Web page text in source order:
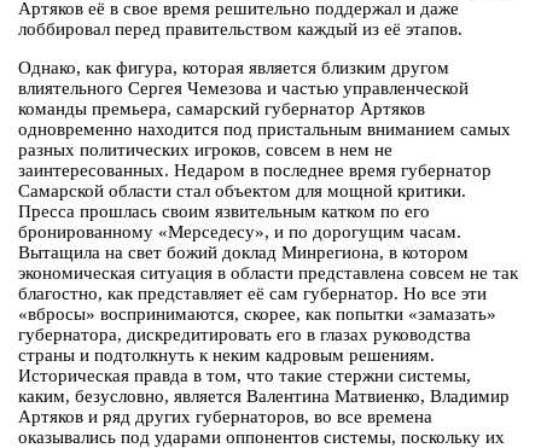
Артяков её в свое время решительно поддержал и даже
лоббировал перед правительством каждый из её этапов.
Однако, как фигура, которая является близким другом
влиятельного Сергея Чемезова и частью управленческой
команды премьера, самарский губернатор Артяков
одновременно находится под пристальным вниманием самых
разных политических игроков, совсем в нем не
заинтересованных. Недаром в последнее время губернатор
Самарской области стал объектом для мощной критики.
Пресса прошлась своим язвительным катком по его
бронированному «Мерседесу», и по дорогущим часам.
Вытащила на свет божий доклад Минрегиона, в котором
экономическая ситуация в области представлена совсем не так
благостно, как представляет её сам губернатор. Но все эти
«вбросы» воспринимаются, скорее, как попытки «замазать»
губернатора, дискредитировать его в глазах руководства
страны и подтолкнуть к неким кадровым решениям.
Историческая правда в том, что такие стержни системы,
каким, безусловно, является Валентина Матвиенко, Владимир
Артяков и ряд других губернаторов, во все времена
оказывались под ударами оппонентов системы, поскольку их